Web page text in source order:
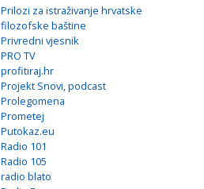
Prilozi za istraživanje hrvatske
filozofske baštine
Privredni vjesnik
PRO TV
profitiraj.hr
Projekt Snovi, podcast
Prolegomena
Prometej
Putokaz.eu
Radio 101
Radio 105
radio blato